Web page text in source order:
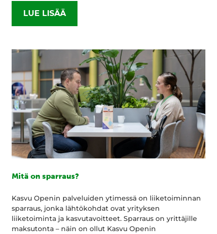
LUE LISÄÄ
Mitä on sparraus?
Kasvu Openin palveluiden ytimessä on liiketoiminnan
sparraus, jonka lähtökohdat ovat yrityksen
liiketoiminta ja kasvutavoitteet. Sparraus on yrittäjille
maksutonta – näin on ollut Kasvu Openin